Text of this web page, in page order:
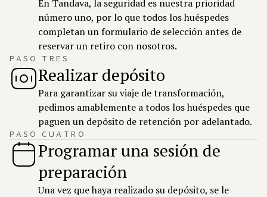
En Tandava, la seguridad es nuestra prioridad
número uno, por lo que todos los huéspedes
completan un formulario de selección antes de
reservar un retiro con nosotros.
PASO TRES
Realizar depósito
Para garantizar su viaje de transformación,
pedimos amablemente a todos los huéspedes que
paguen un depósito de retención por adelantado.
PASO CUATRO
Programar una sesión de
preparación
Una vez que haya realizado su depósito, se le